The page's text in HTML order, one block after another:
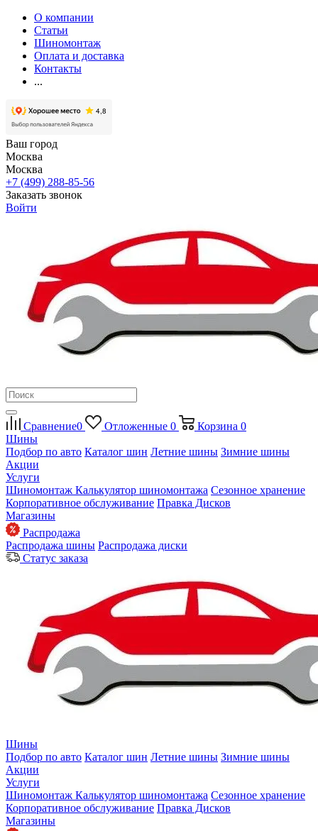
О компании
Статьи
Шиномонтаж
Оплата и доставка
Контакты
...
Ваш город
Москва
Москва
+7 (499) 288-85-56
Заказать звонок
Войти
Сравнение0 Отложенные 0 Корзина 0
Шины
Подбор по авто Каталог шин Летние шины Зимние шины
Акции
Услуги
Шиномонтаж Калькулятор шиномонтажа Сезонное хранение
Корпоративное обслуживание Правка Дисков
Магазины
Распродажа
Распродажа шины Распродажа диски
Статус заказа
Шины
Подбор по авто Каталог шин Летние шины Зимние шины
Акции
Услуги
Шиномонтаж Калькулятор шиномонтажа Сезонное хранение
Корпоративное обслуживание Правка Дисков
Магазины